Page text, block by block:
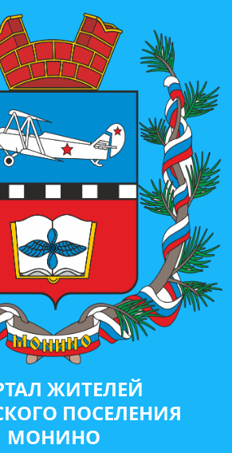
ЖИТЕЛЕЙ
ПОСЕЛЕНИЯ
МОНИНО